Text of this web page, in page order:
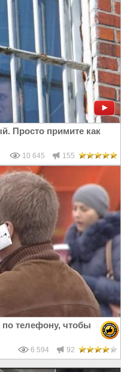
Просто примите как
10 645 155
телефону, чтобы
6 594 92